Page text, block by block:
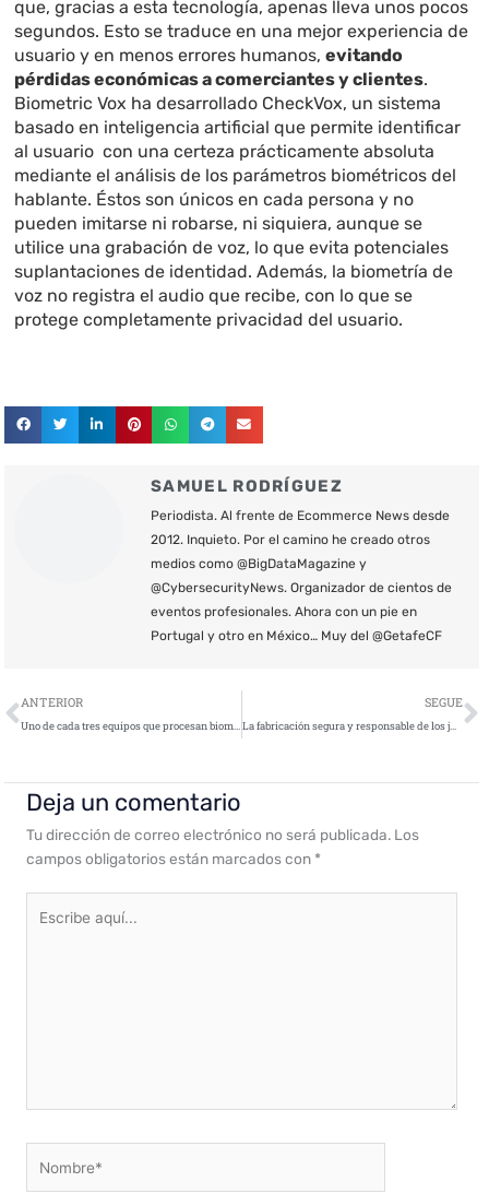
que, gracias a esta tecnología, apenas lleva unos pocos
segundos. Esto se traduce en una mejor experiencia de
usuario y en menos errores humanos,evitando
pérdidas económicas a comerciantes y clientes.
Biometric Vox ha desarrollado CheckVox, un sistema
basado en inteligencia artificial que permite identificar
al usuario con una certeza prácticamente absoluta
mediante el análisis de los parámetros biométricos del
hablante. Éstos son únicos en cada persona y no
pueden imitarse ni robarse, ni siquiera, aunque se
utilice una grabación de voz, lo que evita potenciales
suplantaciones de identidad. Además, la biometría de
voz no registra el audio que recibe, con lo que se
protege completamente privacidad del usuario.
SAMUEL RODRÍGUEZ
Periodista. Al frente de Ecommerce News desde
2012. Inquieto. Por el camino he creado otros
medios como @BigDataMagazine y
@CybersecurityNews. Organizador de cientos de
eventos profesionales. Ahora con un pie en
Portugal y otro en México… Muy del @GetafeCF
Ant
ANTERIOR
Uno de cada tres equipos que procesan biometría sufren intentos de robo de datos o de control remoto
SEGUE
La fabricación segura y responsable de los juguetes conectados, uno de los objetivos de la guía ‘Ciberseguridad en Smart Toys’
Deja un comentario
Tu dirección de correo electrónico no será publicada. Los
campos obligatorios están marcados con *
aquí...